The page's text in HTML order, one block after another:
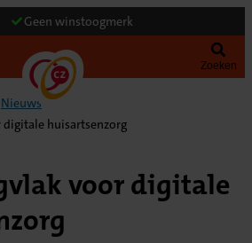
Geen winstoogmerk
Zoeken
Nieuws
digitale huisartsenzorg
voor digitale